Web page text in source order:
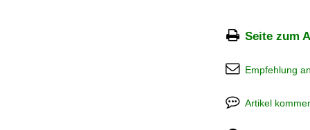
Seite zum
Empfehlung
Artikel